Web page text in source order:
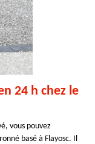
24 h chez le
vous pouvez
basé à Flayosc. Il